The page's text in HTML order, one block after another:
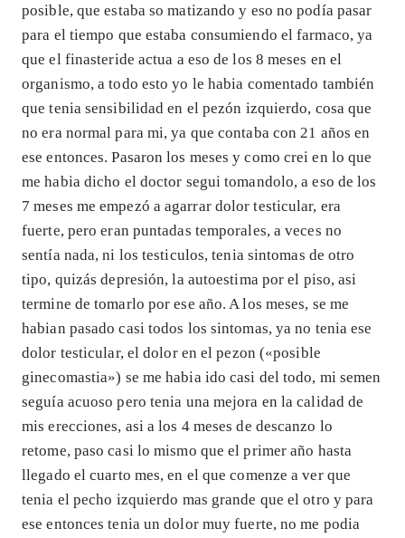
posible, que estaba so matizando y eso no podía pasar
para el tiempo que estaba consumiendo el farmaco, ya
que el finasteride actua a eso de los 8 meses en el
organismo, a todo esto yo le habia comentado también
que tenia sensibilidad en el pezón izquierdo, cosa que
no era normal para mi, ya que contaba con 21 años en
ese entonces. Pasaron los meses y como crei en lo que
me habia dicho el doctor segui tomandolo, a eso de los
7 meses me empezó a agarrar dolor testicular, era
fuerte, pero eran puntadas temporales, a veces no
sentía nada, ni los testiculos, tenia sintomas de otro
tipo, quizás depresión, la autoestima por el piso, asi
termine de tomarlo por ese año. A los meses, se me
habian pasado casi todos los sintomas, ya no tenia ese
dolor testicular, el dolor en el pezon («posible
ginecomastia») se me habia ido casi del todo, mi semen
seguía acuoso pero tenia una mejora en la calidad de
mis erecciones, asi a los 4 meses de descanzo lo
retome, paso casi lo mismo que el primer año hasta
llegado el cuarto mes, en el que comenze a ver que
tenia el pecho izquierdo mas grande que el otro y para
ese entonces tenia un dolor muy fuerte, no me podia